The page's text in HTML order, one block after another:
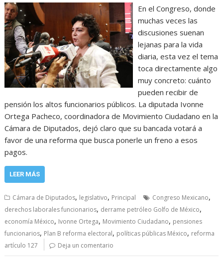
En el Congreso, donde
muchas veces las
discusiones suenan
lejanas para la vida
diaria, esta vez el tema
toca directamente algo
muy concreto: cuánto
pueden recibir de
pensión los altos funcionarios públicos. La diputada Ivonne
Ortega Pacheco, coordinadora de Movimiento Ciudadano en la
Cámara de Diputados, dejó claro que su bancada votará a
favor de una reforma que busca ponerle un freno a esos
pagos.
LEER MÁS
Cámara de Diputados, legislativo, Principal Congreso Mexicano,
derechos laborales funcionarios, derrame petróleo Golfo de México,
economía México, Ivonne Ortega, Movimiento Ciudadano, pensiones
funcionarios, Plan B reforma electoral, políticas públicas México, reforma
artículo 127
Deja un comentario